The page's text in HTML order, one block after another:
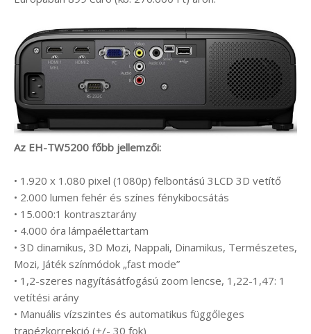
Az EH-TW5200 főbb jellemzői:
• 1.920 x 1.080 pixel (1080p) felbontású 3LCD 3D vetítő
• 2.000 lumen fehér és színes fénykibocsátás
• 15.000:1 kontrasztarány
• 4.000 óra lámpaélettartam
• 3D dinamikus, 3D Mozi, Nappali, Dinamikus, Természetes,
Mozi, Játék színmódok „fast mode”
• 1,2-szeres nagyításátfogású zoom lencse, 1,22-1,47: 1
vetítési arány
• Manuális vízszintes és automatikus függőleges
trapézkorrekció (+/- 30 fok)